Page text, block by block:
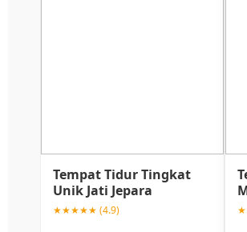
Tempat Tidur Tingkat
Unik Jati Jepara
★★★★★ (4.9)